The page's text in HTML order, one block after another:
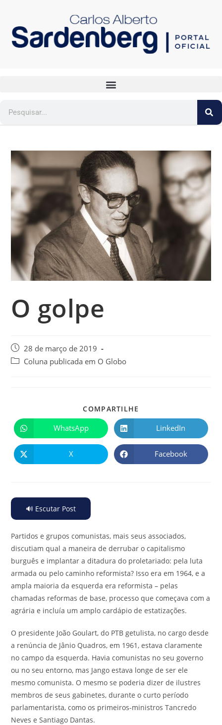
O golpe
28 de março de 2019
Coluna publicada em O Globo
COMPARTILHE
WhatsApp LinkedIn
X Facebook
🔊 Escutar Post
Partidos e grupos comunistas, mais seus associados,
discutiam qual a maneira de derrubar o capitalismo
burguês e implantar a ditadura do proletariado: pela luta
armada ou pelo caminho reformista? Isso era em 1964, e a
ampla maioria da esquerda era reformista – pelas
chamadas reformas de base, processo que começava com a
agrária e incluía um amplo cardápio de estatizações.
O presidente João Goulart, do PTB getulista, no cargo desde
a renúncia de Jânio Quadros, em 1961, estava claramente
no campo da esquerda. Havia comunistas no seu governo
ou no seu entorno, mas Jango estava longe de ser ele
mesmo comunista. O mesmo se poderia dizer de ilustres
membros de seus gabinetes, durante o curto período
parlamentarista, como os primeiros-ministros Tancredo
Neves e Santiago Dantas.